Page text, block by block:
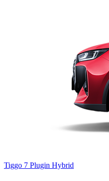
Tiggo 7 Plugin Hybrid